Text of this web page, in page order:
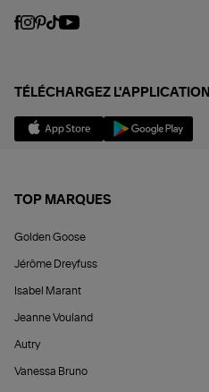
TÉLÉCHARGEZ L'APPLICATION
TOP MARQUES
Golden Goose
Jérôme Dreyfuss
Isabel Marant
Jeanne Vouland
Autry
Vanessa Bruno